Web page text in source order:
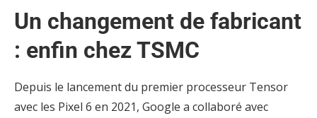
Un changement de fabricant
: enfin chez TSMC
Depuis le lancement du premier processeur Tensor
avec les Pixel 6 en 2021, Google a collaboré avec